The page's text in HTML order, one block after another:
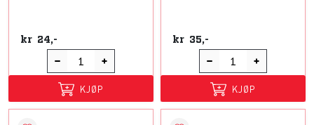
kr 24,-
KJØP
kr 35,-
KJØP